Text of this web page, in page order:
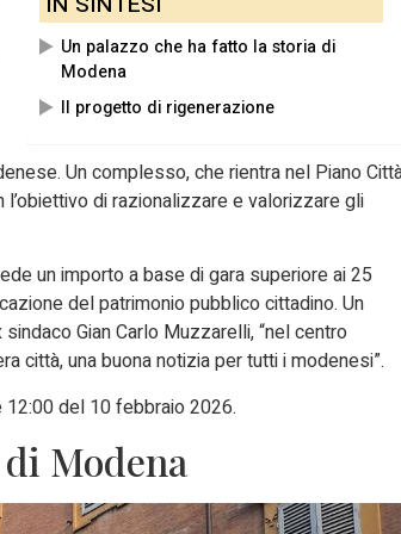
Un palazzo che ha fatto la storia di
Modena
Il progetto di rigenerazione
Un complesso, che rientra nel Piano
di razionalizzare e valorizzare gli
un importo a base di gara superiore ai 25
del patrimonio pubblico cittadino. Un
Gian Carlo Muzzarelli, “nel centro
città, una buona notizia per tutti i modenesi”.
del 10 febbraio 2026.
Modena